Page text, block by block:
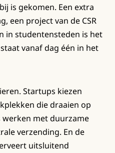
is gekomen. Een extra
een project van de CSR
in studentensteden is het
vanaf dag één in het
Startups kiezen
die draaien op
met duurzame
verzending. En de
uitsluitend